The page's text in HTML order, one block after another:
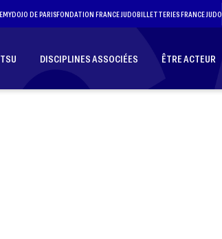
DOJO DE PARISFONDATION FRANCE JUDOBILLETTERIES FRANCE JUDO
DISCIPLINES ASSOCIÉES ÊTRE ACTEUR